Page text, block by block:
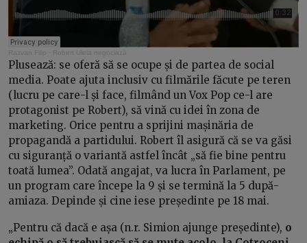
Razvan Filip Robert Uleia negociază
Plusează: se oferă să se ocupe și de partea de social
media. Poate ajuta inclusiv cu filmările făcute pe teren
(lucru pe care-l și face, filmând un Vox Pop ce-l are
protagonist pe Robert), să vină cu idei în zona de
marketing. Orice pentru a sprijini mașinăria de
propagandă a partidului. Robert îl asigură că se va găsi
cu siguranță o variantă astfel încât „să fie bine pentru
toată lumea”. Odată angajat, va lucra în Parlament, pe
un program care începe la 9 și se termină la 5 după-
amiaza. Depinde și cine iese președinte pe 18 mai.
„Pentru că dacă e așa (n.r. Simion ajunge președinte), o